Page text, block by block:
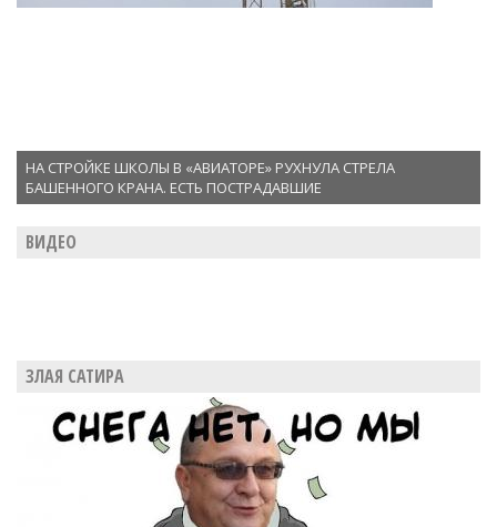
НА СТРОЙКЕ ШКОЛЫ В «АВИАТОРЕ» РУХНУЛА СТРЕЛА
БАШЕННОГО КРАНА. ЕСТЬ ПОСТРАДАВШИЕ
ВИДЕО
ЗЛАЯ САТИРА